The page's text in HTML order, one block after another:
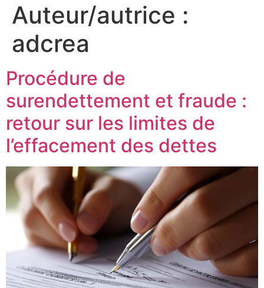
Auteur/autrice :
adcrea
Procédure de
surendettement et fraude :
retour sur les limites de
l’effacement des dettes